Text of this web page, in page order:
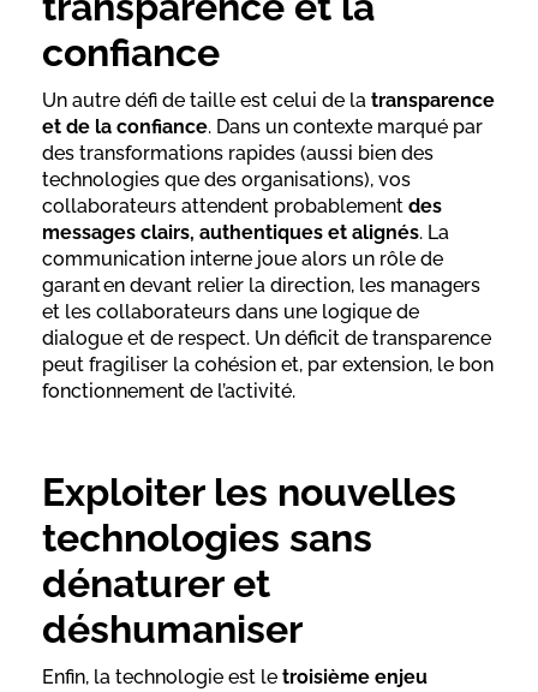
confiance
Un autre défi de taille est celui de la transparence
et de la confiance. Dans un contexte marqué par
des transformations rapides (aussi bien des
technologies que des organisations), vos
collaborateurs attendent probablement des
messages clairs, authentiques et alignés. La
communication interne joue alors un rôle de
garant en devant relier la direction, les managers
et les collaborateurs dans une logique de
dialogue et de respect. Un déficit de transparence
peut fragiliser la cohésion et, par extension, le bon
fonctionnement de l’activité.
Exploiter les nouvelles
technologies sans
dénaturer et
déshumaniser
Enfin, la technologie est le troisième enjeu